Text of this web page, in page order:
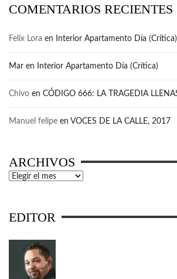
COMENTARIOS RECIENTES
Felix Lora en Interior Apartamento Día (Crítica)
Mar en Interior Apartamento Día (Crítica)
Chivo en CÓDIGO 666: LA TRAGEDIA
Manuel felipe en VOCES DE LA CALLE, 2017
ARCHIVOS
Archivos
EDITOR